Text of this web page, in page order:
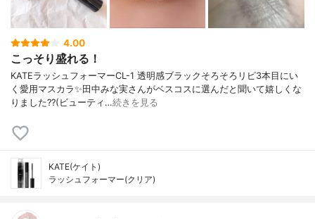
4.00
こっそり盛れる！
KATEラッシュフォーマーCL-1 透明感ブラックそろそろリピ3本目にい
く愛用マスカラ✨田中みな実さんがベスコスに選んだと聞いて嬉しくな
りました??(ビューティ…続きを見る
KATE(ケイト)
ラッシュフォーマー(クリア)